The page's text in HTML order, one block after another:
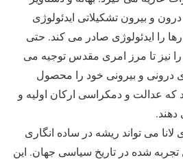
و بیرون تشکیلاتی ایدئولوژی
را ایدئولوژی صادر می کند. حتی
نیز تا مرز امری مقدس توجیه می
درونی و بیرونی خود را محصول
که عدالت و دمکراسی ارکان اولیه و
می تواند ریشه در ساده انگاری
تجربه شده در تاریخ سیاسی جهان. این